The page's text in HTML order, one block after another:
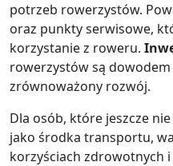
potrzeb rowerzystów.
oraz punkty serwisowe,
korzystanie z roweru.
rowerzystów są
zrównoważony rozwój.
Dla osób, które jeszcze
jako środka transportu,
korzyściach zdrowotnych